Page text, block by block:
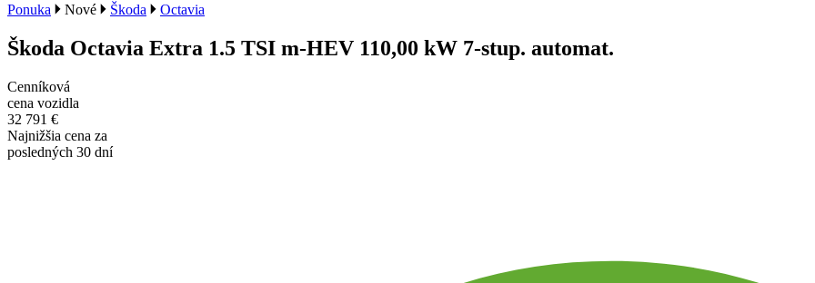
Ponuka Nové Škoda Octavia
Škoda Octavia Extra 1.5 TSI m-HEV 110,00 kW 7-stup. automat.
Cenníková
cena vozidla
32 791 €
Najnižšia cena za
posledných 30 dní